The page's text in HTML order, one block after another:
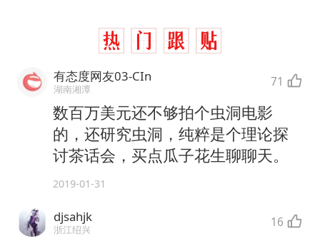
有态度网友03-CIn
湖南湘潭 71
数百万美元还不够拍个虫洞电影
的，还研究虫洞，纯粹是个理论探
讨茶话会，买点瓜子花生聊聊天。
2019-01-31
djsahjk
浙江绍兴 16